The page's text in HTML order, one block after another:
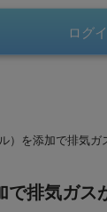
ログ
）を添加で排気ガ
排気ガス